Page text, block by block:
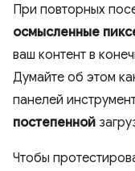
При повторных
осмысленные
ваш контент в
Думайте об этом
панелей
постепенной
Чтобы